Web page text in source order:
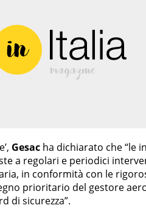
Gesac ha dichiarato che “le
a regolari e periodici
in conformità con le
prioritario del gestore
di sicurezza”.